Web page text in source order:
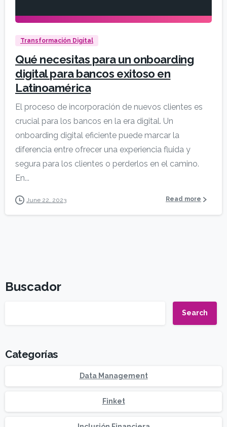
Transformación Digital
Qué necesitas para un onboarding
digital para bancos exitoso en
Latinoamérica
El proceso de incorporación de nuevos clientes es
crucial para los bancos en la era digital. Un
onboarding digital eficiente puede marcar la
diferencia entre ofrecer una experiencia fluida y
segura para los clientes o perderlos en el camino.
En...
June 22, 2023 Read more
Buscador
Search
Categorías
Data Management
Finket